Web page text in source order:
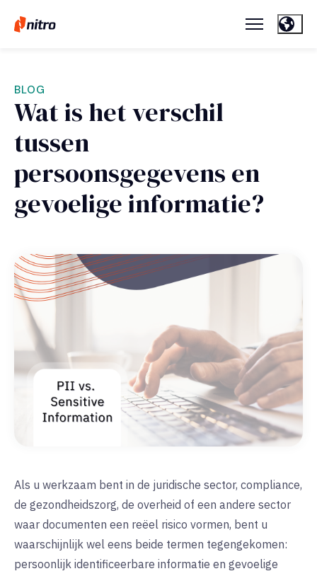
BLOG
Wat is het verschil
tussen
persoonsgegevens en
gevoelige informatie?
Als u werkzaam bent in de juridische sector, compliance,
de gezondheidszorg, de overheid of een andere sector
waar documenten een reëel risico vormen, bent u
waarschijnlijk wel eens beide termen tegengekomen:
persoonlijk identificeerbare informatie en gevoelige